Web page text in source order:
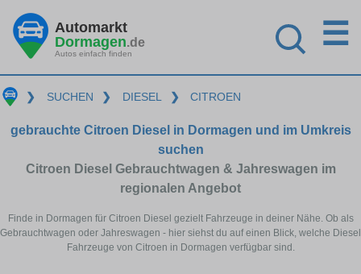
Automarkt
Dormagen.de
Autos einfach finden
☰
❯ SUCHEN ❯ DIESEL ❯ CITROEN
gebrauchte Citroen Diesel in Dormagen und im Umkreis
suchen
Citroen Diesel Gebrauchtwagen & Jahreswagen im
regionalen Angebot
Finde in Dormagen für Citroen Diesel gezielt Fahrzeuge in deiner Nähe. Ob als
Gebrauchtwagen oder Jahreswagen - hier siehst du auf einen Blick, welche Diesel
Fahrzeuge von Citroen in Dormagen verfügbar sind.